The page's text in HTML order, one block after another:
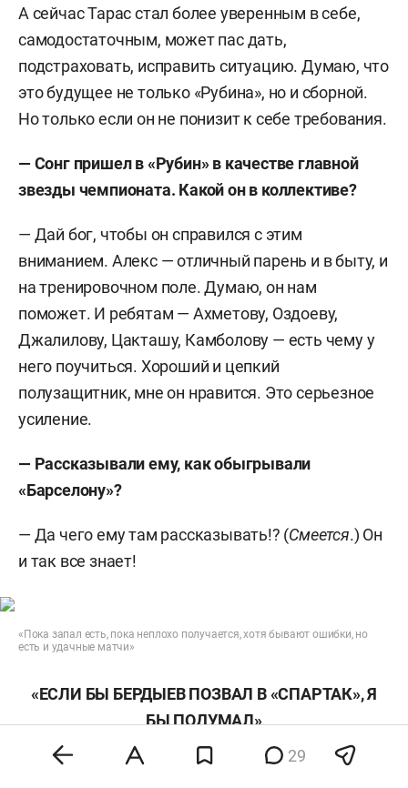
А сейчас Тарас стал более уверенным в себе,
самодостаточным, может пас дать,
подстраховать, исправить ситуацию. Думаю, что
это будущее не только «Рубина», но и сборной.
Но только если он не понизит к себе требования.
— Сонг пришел в «Рубин» в качестве главной
звезды чемпионата. Какой он в коллективе?
— Дай бог, чтобы он справился с этим
вниманием. Алекс — отличный парень и в быту, и
на тренировочном поле. Думаю, он нам
поможет. И ребятам — Ахметову, Оздоеву,
Джалилову, Цакташу, Камболову — есть чему у
него поучиться. Хороший и цепкий
полузащитник, мне он нравится. Это серьезное
усиление.
— Рассказывали ему, как обыгрывали
«Барселону»?
— Да чего ему там рассказывать!? (Смеется.) Он
и так все знает!
«Пока запал есть, пока неплохо получается, хотя бывают ошибки, но
есть и удачные матчи»
«ЕСЛИ БЫ БЕРДЫЕВ ПОЗВАЛ В «СПАРТАК», Я
БЫ ПОДУМАЛ»
— Переход Бердыева в «Спартак» сорвался, но
29